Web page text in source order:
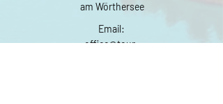
am Wörthersee
Email:
office@tour-